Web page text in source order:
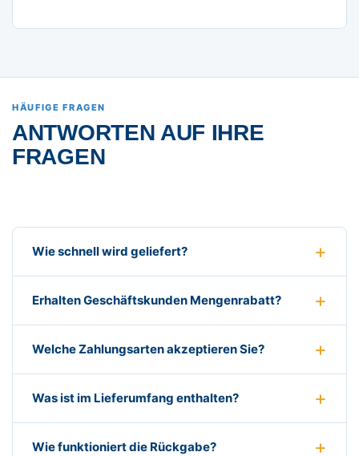
HÄUFIGE FRAGEN
ANTWORTEN AUF IHRE
FRAGEN
Wie schnell wird geliefert?
Erhalten Geschäftskunden Mengenrabatt?
Welche Zahlungsarten akzeptieren Sie?
Was ist im Lieferumfang enthalten?
Wie funktioniert die Rückgabe?